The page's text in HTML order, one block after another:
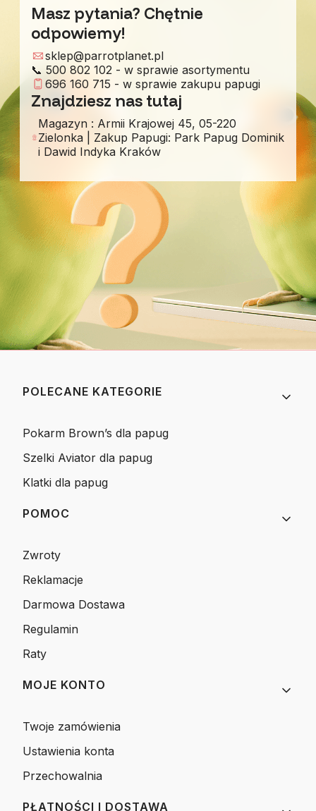
Masz pytania? Chętnie
odpowiemy!
696 160 715 - w sprawie zakupu papugi
📞 500 802 102 - w sprawie asortymentu
sklep@parrotplanet.pl
Znajdziesz nas tutaj
Magazyn : Armii Krajowej 45, 05-220
Zielonka | Zakup Papugi: Park Papug Dominik
i Dawid Indyka Kraków
Linki w stopce
POLECANE KATEGORIE
Pokarm Brown’s dla papug
Szelki Aviator dla papug
Klatki dla papug
POMOC
Zwroty
Reklamacje
Darmowa Dostawa
Regulamin
Raty
MOJE KONTO
Twoje zamówienia
Ustawienia konta
Przechowalnia
PŁATNOŚCI I DOSTAWA